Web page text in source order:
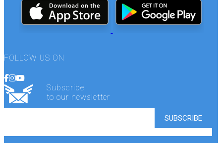
FOLLOW US ON
Subscribe
to our newsletter